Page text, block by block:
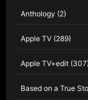
Anthology (2)
Apple TV (289)
Apple TV+edit (307)
Based on a True